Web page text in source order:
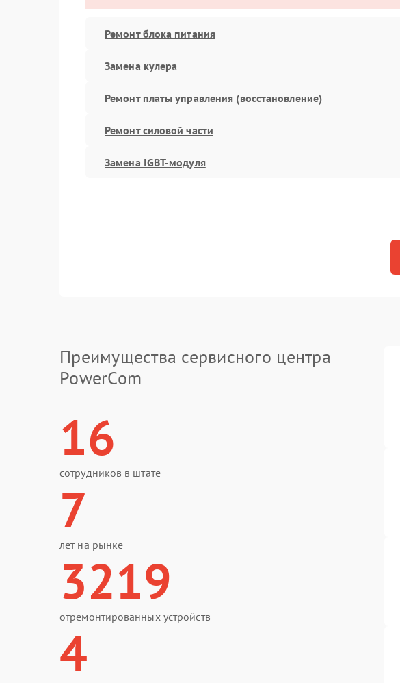
Ремонт блока питания
Замена кулера
Ремонт платы управления (восстановление)
Ремонт силовой части
Замена IGBT-модуля
Преимущества сервисного центра
PowerCom
16
сотрудников в штате
7
лет на рынке
3219
отремонтированных устройств
4